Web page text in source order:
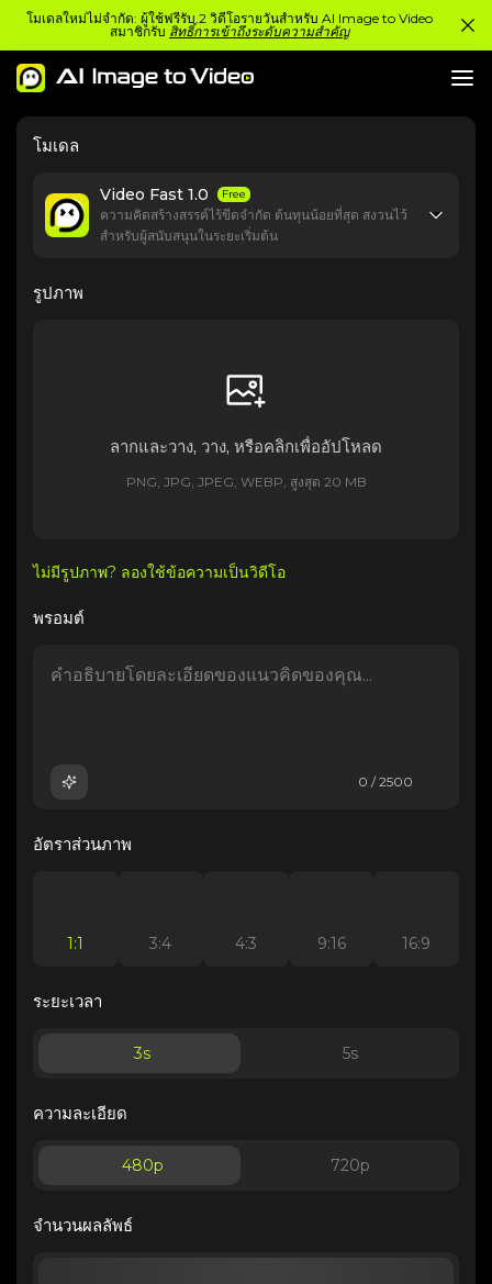
โมเดลใหม่ไม่จำกัด: ผู้ใช้ฟรีรับ 2 วิดีโอรายวันสำหรับ AI Image to Video
สมาชิกรับ สิทธิ์การเข้าถึงระดับความสำคัญ
โมเดล
Video Fast 1.0 Free
ความคิดสร้างสรรค์ไร้ขีดจำกัด ต้นทุนน้อยที่สุด สงวนไว้
สำหรับผู้สนับสนุนในระยะเริ่มต้น
รูปภาพ
ลากและวาง, วาง, หรือคลิกเพื่ออัปโหลด
PNG, JPG, JPEG, WEBP, สูงสุด 20 MB
ไม่มีรูปภาพ? ลองใช้ข้อความเป็นวิดีโอ
พรอมต์
0 / 2500
อัตราส่วนภาพ
1:1 3:4 4:3 9:16 16:9
ระยะเวลา
3s 5s
ความละเอียด
480p 720p
จำนวนผลลัพธ์